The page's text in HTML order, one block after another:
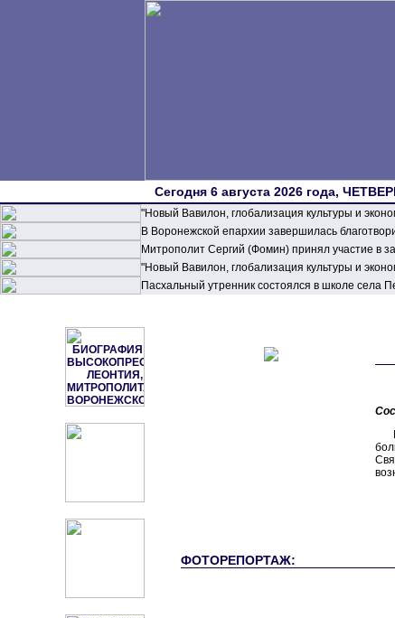
Сегодня 6 августа 2026 года,
"Новый Вавилон, глобализация культуры и
В Воронежской епархии завершилась
Митрополит Сергий (Фомин) принял участие в
"Новый Вавилон, глобализация культуры и
Пасхальный утренник состоялся в школе села
ФОТОРЕПОРТАЖ: